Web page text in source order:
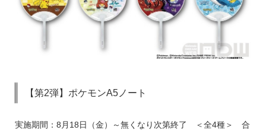
【第2弾】ポケモンA5ノート
実施期間：8月18日（金）～無くなり次第終了 ＜全4種＞ 合